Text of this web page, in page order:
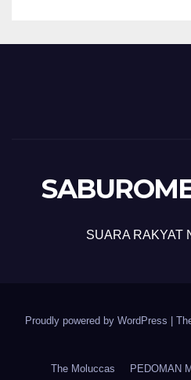
SUARA RAKYAT
Proudly powered by WordPress
The Moluccas PEDOMAN